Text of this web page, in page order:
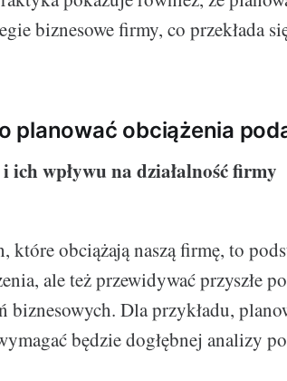
biznesowe firmy, co przekłada
planować obciążenia
wpływu na działalność firmy
które obciążają naszą firmę, to
ale też przewidywać przyszłe
biznesowych. Dla przykładu,
będzie dogłębnej analizy